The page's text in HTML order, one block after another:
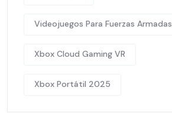
Videojuegos Para Fuerzas Armadas
Xbox Cloud Gaming VR
Xbox Portátil 2025